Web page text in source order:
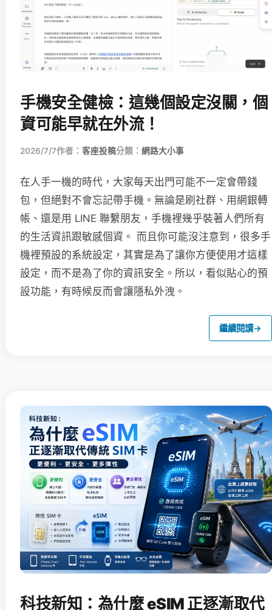
手機安全健檢：這幾個設定沒關，個
資可能早就在外流！
2026/7/7作者： 客座投稿分類： 網路大小事
在人手一機的時代，大家每天出門可能不一定會帶錢
包，但絕對不會忘記帶手機。無論是刷社群、用網銀轉
帳、還是用 LINE 聯繫朋友，手機裡幾乎裝著人們所有
的生活資訊跟敏感個資。 而且你可能沒注意到，很多手
機裡預設的系統設定，其實是為了讓你方便使用才這樣
設定，而不是為了你的資訊安全。所以，看似貼心的預
設功能，有時候反而會讓隱私外洩。
繼續閱讀→
科技新知：為什麼 eSIM 正逐漸取代